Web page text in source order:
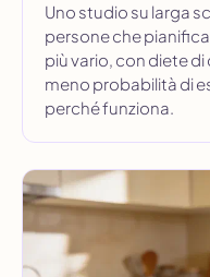
Uno studio su larga
persone che
più vario, con diete
meno probabilità di
perché funziona.